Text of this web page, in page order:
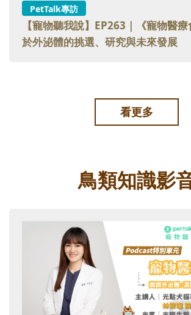
PetTalk專訪
【寵物聽我說】EP263｜《寵物醫
於外泌體的挑選、研究與未來發展
看更多
鳥類知識影